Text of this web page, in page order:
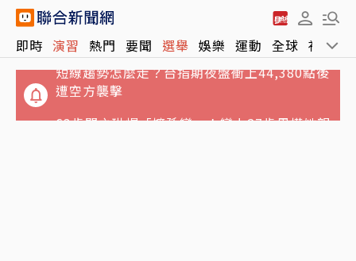
即時 演習 熱門 要聞 選舉 娛樂 運動 全球 社會
遭空方襲擊
63歲關之琳爆「嬤孫戀」！戀上27歲男模她親
回應了